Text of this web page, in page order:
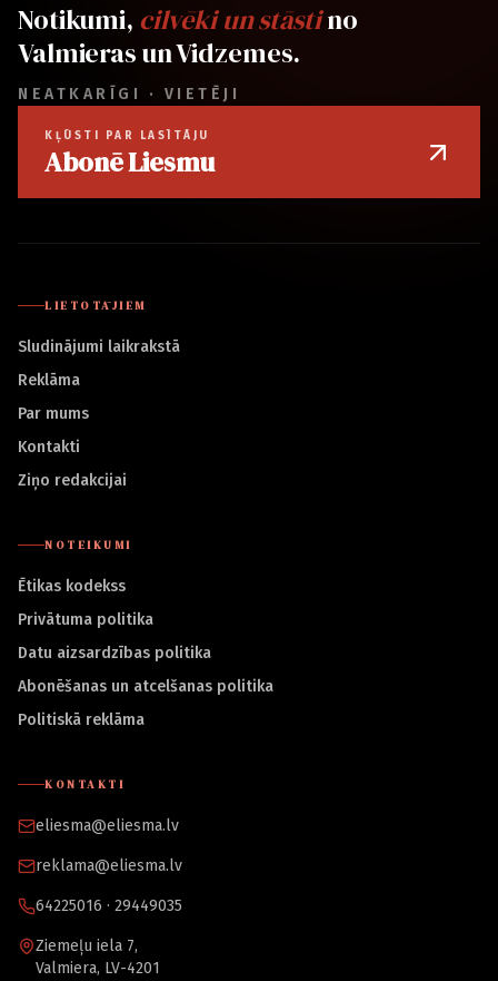
Notikumi, cilvēki un stāstino
Valmieras un Vidzemes.
NEATKARĪGI · VIETĒJI
KĻŪSTI PAR LASĪTĀJU
Abonē Liesmu
LIETOTĀJIEM
Sludinājumi laikrakstā
Reklāma
Par mums
Kontakti
Ziņo redakcijai
NOTEIKUMI
Ētikas kodekss
Privātuma politika
Datu aizsardzības politika
Abonēšanas un atcelšanas politika
Politiskā reklāma
KONTAKTI
eliesma@eliesma.lv
reklama@eliesma.lv
64225016 · 29449035
Ziemeļu iela 7,
Valmiera, LV-4201